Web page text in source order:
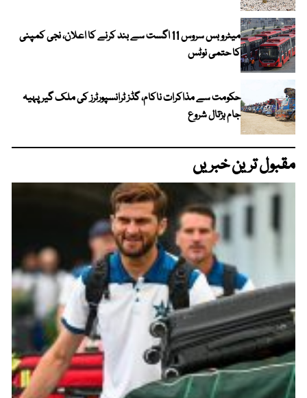
میٹرو بس سروس 11 اگست سے بند کرنے کا اعلان، نجی کمپنی
کا حتمی نوٹس
حکومت سے مذاکرات ناکام، گڈز ٹرانسپورٹرز کی ملک گیر پہیہ
جام ہڑتال شروع
مقبول ترین خبریں